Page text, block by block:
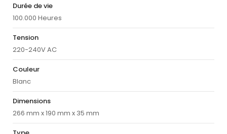
Durée de vie
100.000 Heures
Tension
220-240V AC
Couleur
Blanc
Dimensions
266 mm x 190 mm x 35 mm